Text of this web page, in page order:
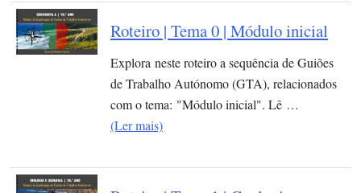
Roteiro | Tema 0 | Módulo inicial
Explora neste roteiro a sequência de Guiões
de Trabalho Autónomo (GTA), relacionados
com o tema: "Módulo inicial". Lê …
(Ler mais)